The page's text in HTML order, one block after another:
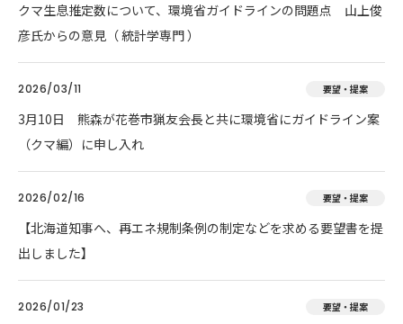
クマ生息推定数について、環境省ガイドラインの問題点 山上俊
彦氏からの意見（ 統計学専門 ）
2026/03/11 要望・提案
3月10日 熊森が花巻市猟友会長と共に環境省にガイドライン案
（クマ編）に申し入れ
2026/02/16 要望・提案
【北海道知事へ、再エネ規制条例の制定などを求める要望書を提
出しました】
2026/01/23 要望・提案